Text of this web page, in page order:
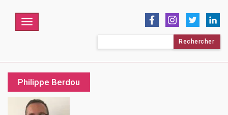
Menu
Philippe Berdou